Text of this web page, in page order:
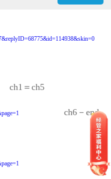
ch1＝ch5
ch6－end